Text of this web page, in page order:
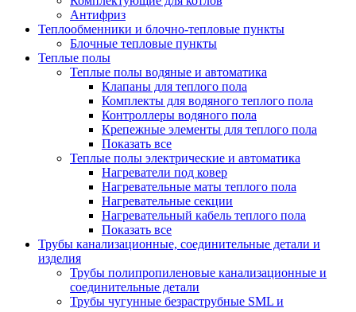
Антифриз
Теплообменники и блочно-тепловые пункты
Блочные тепловые пункты
Теплые полы
Теплые полы водяные и автоматика
Клапаны для теплого пола
Комплекты для водяного теплого пола
Контроллеры водяного пола
Крепежные элементы для теплого пола
Показать все
Теплые полы электрические и автоматика
Нагреватели под ковер
Нагревательные маты теплого пола
Нагревательные секции
Нагревательный кабель теплого пола
Показать все
Трубы канализационные, соединительные детали и
изделия
Трубы полипропиленовые канализационные и
соединительные детали
Трубы чугунные безраструбные SML и